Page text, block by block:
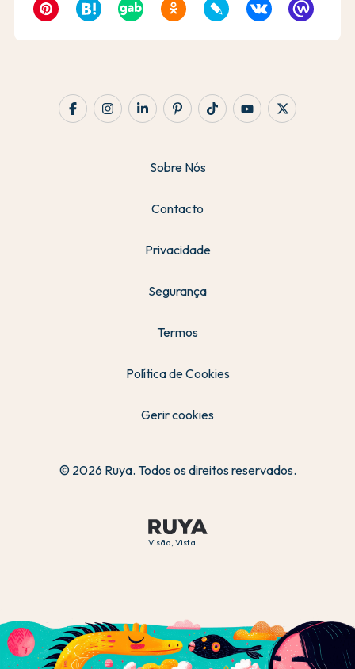
Visão, Vista.
Sobre Nós
Contacto
Privacidade
Segurança
Termos
Política de Cookies
Gerir cookies
© 2026 Ruya. Todos os direitos reservados.